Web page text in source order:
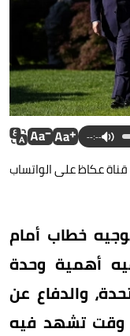
--:--
قناة عكاظ على الواتساب
خطاب أمام
أهمية وحدة
والدفاع عن
وقت تشهد فيه